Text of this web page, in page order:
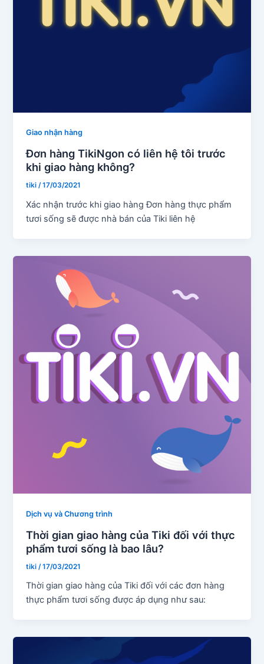
Giao nhận hàng
Đơn hàng TikiNgon có liên hệ tôi trước
khi giao hàng không?
tiki/17/03/2021
Xác nhận trước khi giao hàng Đơn hàng thực phẩm
tươi sống sẽ được nhà bán của Tiki liên hệ
Dịch vụ và Chương trình
Thời gian giao hàng của Tiki đối với thực
phẩm tươi sống là bao lâu?
tiki /17/03/2021
Thời gian giao hàng của Tiki đối với các đơn hàng
thực phẩm tươi sống được áp dụng như sau: